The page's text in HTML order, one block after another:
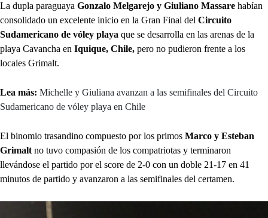
La dupla paraguaya Gonzalo Melgarejo y Giuliano Massare habían
consolidado un excelente inicio en la Gran Final del Circuito
Sudamericano de vóley playa que se desarrolla en las arenas de la
playa Cavancha en Iquique, Chile, pero no pudieron frente a los
locales Grimalt.
Lea más: Michelle y Giuliana avanzan a las semifinales del Circuito
Sudamericano de vóley playa en Chile
El binomio trasandino compuesto por los primos Marco y Esteban
Grimalt no tuvo compasión de los compatriotas y terminaron
llevándose el partido por el score de 2-0 con un doble 21-17 en 41
minutos de partido y avanzaron a las semifinales del certamen.